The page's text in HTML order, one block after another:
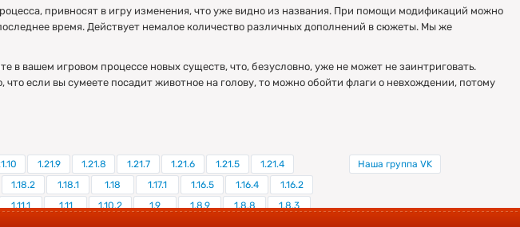
привносят в игру изменения, что уже видно из названия. При помощи модификаций можно
время. Действует немалое количество различных дополнений в сюжеты. Мы же
в вашем игровом процессе новых существ, что, безусловно, уже не может не заинтриговать.
если вы сумеете посадит животное на голову, то можно обойти флаги о невхождении, потому
1.21.9 1.21.8 1.21.7 1.21.6 1.21.5
1.21.4
1.18.2 1.18.1 1.18 1.17.1 1.16.5 1.16.4
1.16.2
1.11.1 1.11 1.10.2 1.9 1.8.9 1.8.8
1.8.3
Наша группа VK